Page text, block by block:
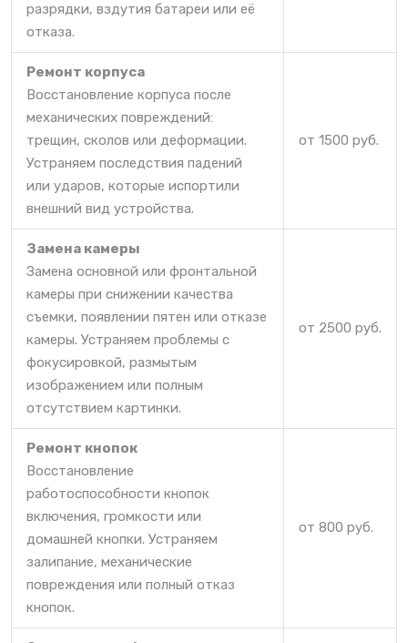
разрядки, вздутия батареи или её
отказа.
Ремонт корпуса
Восстановление корпуса после
механических повреждений:
трещин, сколов или деформации.
Устраняем последствия падений
или ударов, которые испортили
внешний вид устройства.
от 1500 руб.
Замена камеры
Замена основной или фронтальной
камеры при снижении качества
съемки, появлении пятен или отказе
камеры. Устраняем проблемы с
фокусировкой, размытым
изображением или полным
отсутствием картинки.
от 2500 руб.
Ремонт кнопок
Восстановление
работоспособности кнопок
включения, громкости или
домашней кнопки. Устраняем
залипание, механические
повреждения или полный отказ
кнопок.
от 800 руб.